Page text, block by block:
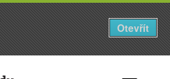
Otevřít